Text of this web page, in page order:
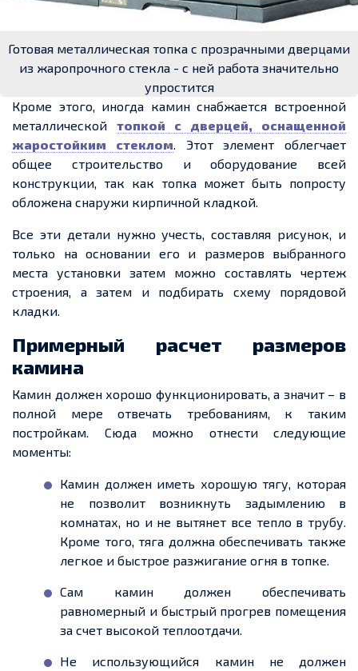
Готовая металлическая топка с прозрачными дверцами
из жаропрочного стекла - с ней работа значительно
упростится
Кроме этого, иногда камин снабжается встроенной
металлической топкой с дверцей, оснащенной
жаростойким стеклом . Этот элемент облегчает
общее строительство и оборудование всей
конструкции, так как топка может быть попросту
обложена снаружи кирпичной кладкой.
Все эти детали нужно учесть, составляя рисунок, и
только на основании его и размеров выбранного
места установки затем можно составлять чертеж
строения, а затем и подбирать схему порядовой
кладки.
Примерный расчет размеров
камина
Камин должен хорошо функционировать, а значит– в
полной мере отвечать требованиям, к таким
постройкам. Сюда можно отнести следующие
моменты:
Камин должен иметь хорошую тягу, которая
не позволит возникнуть задымлению в
комнатах, но и не вытянет все тепло в трубу.
Кроме того, тяга должна обеспечивать также
легкое и быстрое разжигание огня в топке.
Сам камин должен обеспечивать
равномерный и быстрый прогрев помещения
за счет высокой теплоотдачи.
Не использующийся каминне должен